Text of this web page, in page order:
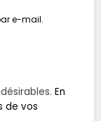
e-mail.
En
de vos